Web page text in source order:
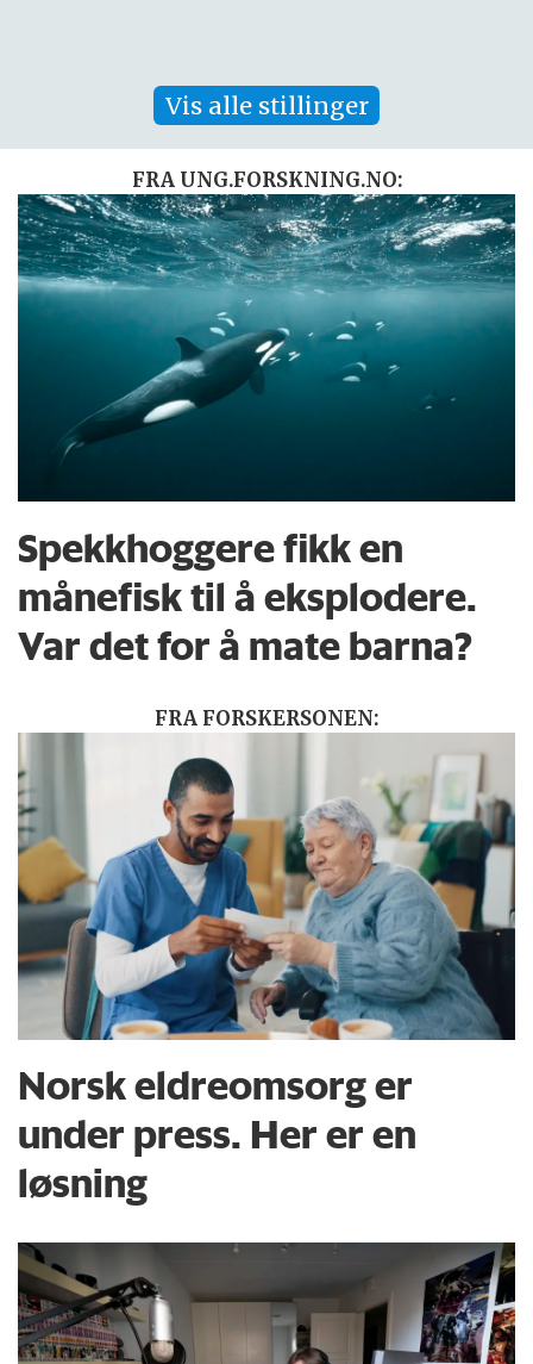
Vis alle stillinger
FRA UNG.FORSKNING.NO:
Spekkhoggere fikk en
månefisk til å eksplodere.
Var det for å mate barna?
FRA FORSKERSONEN:
Norsk eldreomsorg er
under press. Her er en
løsning